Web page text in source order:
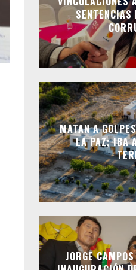
SENTENCIAS
MATAN A
LA PAZ; IBA
JORGE